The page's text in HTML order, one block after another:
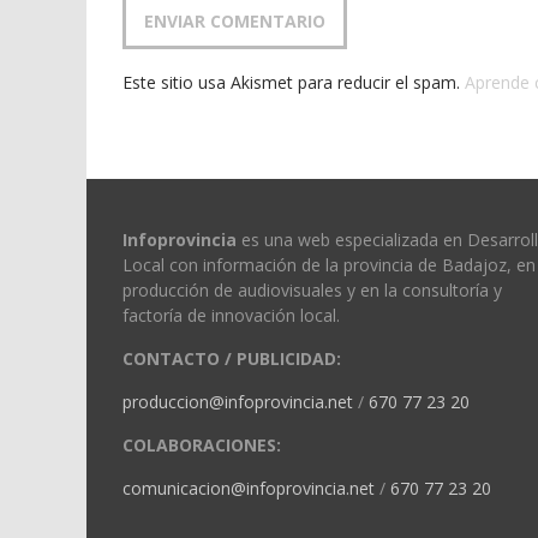
Este sitio usa Akismet para reducir el spam. Aprende
Infoprovincia es una web especializada en
Local con información de la provincia de Badajoz, en
producción de audiovisuales y en la consultoría y
factoría de innovación local.
CONTACTO / PUBLICIDAD:
produccion@infoprovincia.net / 670 77 23 20
COLABORACIONES:
comunicacion@infoprovincia.net / 670 77 23 20